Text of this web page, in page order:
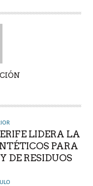
LIDERA LA
PARA
DE RESIDUOS